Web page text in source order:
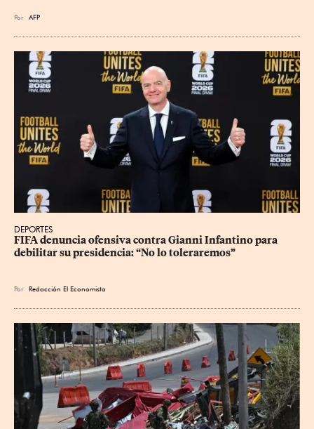
Por AFP
DEPORTES
FIFA denuncia ofensiva contra Gianni Infantino para
debilitar su presidencia: “No lo toleraremos”
Por Redacción El Economista